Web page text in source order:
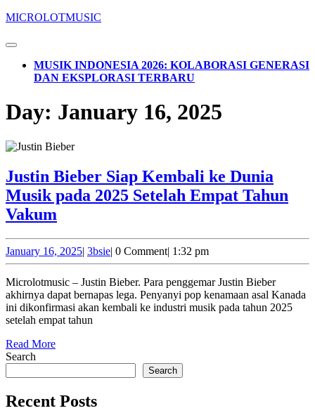
Skip
content
content
MICROLOTMUSIC
Open
ButtonMUSIK INDONESIA 2026: KOLABORASI GENERASI
DAN EKSPLORASI TERBARU
BUTTON
Day: January 16, 2025
Justin Bieber Siap Kembali ke Dunia
Musik pada 2025 Setelah Empat Tahun
Vakum
Siap
Kembali
ke
Dunia
Musik
2025
Setelah
Empat
January 16, 2025January
16,
2025
| 3bsie3bsie
| 0 Comment| 1:32 pm
Microlotmusic – Justin Bieber. Para penggemar Justin Bieber
akhirnya dapat bernapas lega. Penyanyi pop kenamaan asal Kanada
ini dikonfirmasi akan kembali ke industri musik pada tahun 2025
setelah empat tahun
Read MoreRead
Search
Search
Recent Posts